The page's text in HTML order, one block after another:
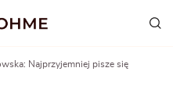
Najprzyjemniej pisze się